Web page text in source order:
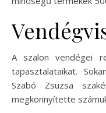
A szalon vendégei
tapasztalataikat.
Szabó Zsuzsa
megkönnyítette